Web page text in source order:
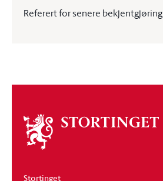
Referert for senere bekjentgjøring
Om
stortinget
Stortinget